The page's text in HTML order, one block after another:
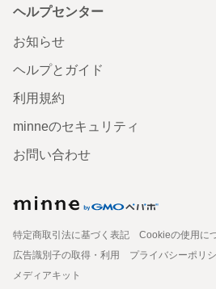
ヘルプセンター
お知らせ
ヘルプとガイド
利用規約
minneのセキュリティ
お問い合わせ
特定商取引法に基づく表記
Cookieの使用に
広告識別子の取得・利用
プライバシーポリ
メディアキット